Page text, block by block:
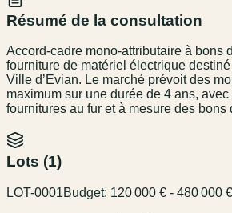
Résumé de la consultation
Accord-cadre mono-attributaire à bons
fourniture de matériel électrique
Ville d’Evian. Le marché prévoit des
maximum sur une durée de 4 ans,
fournitures au fur et à mesure des bons
Lots (1)
LOT-0001Budget: 120 000 € - 480 000 €